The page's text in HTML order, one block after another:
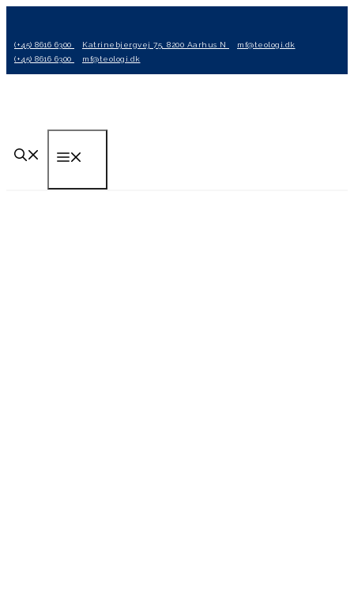
indhold
(+45) 8616 6300 Katrinebjergvej 75, 8200 Aarhus N
mf@teologi.dk
(+45) 8616 6300
mf@teologi.dk